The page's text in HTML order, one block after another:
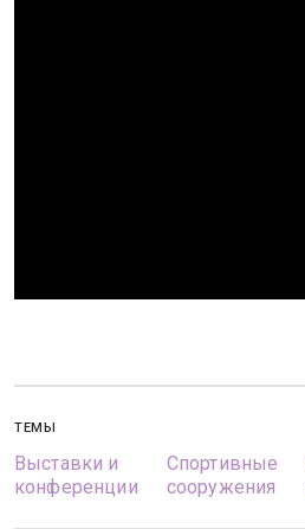
ТЕМЫ
Выставки и
конференции
Спортивные
сооружения